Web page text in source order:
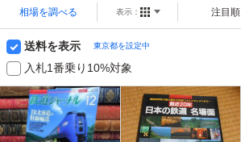
相場を調べる 表示： 注目順
送料を表示 東京都を設定中
入札1番乗り10%対象